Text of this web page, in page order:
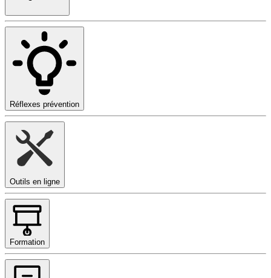
Réflexes prévention
Outils en ligne
Formation